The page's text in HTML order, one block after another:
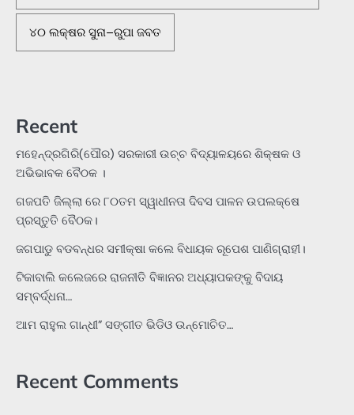
୪୦ ଲକ୍ଷର ସୁନା–ରୁପା ଜବତ
Recent
ମହେନ୍ଦ୍ରଗିରି(ପୌର) ସରକାରୀ ଉଚ୍ଚ ବିଦ୍ୟାଳୟରେ ଶିକ୍ଷକ ଓ
ଅଭିଭାବକ ବୈଠକ ।
ଗଜପତି ଜିଲ୍ଲା ରେ ୮୦ତମ ସ୍ୱାଧୀନତା ଦିବସ ପାଳନ ଉପଲକ୍ଷେ
ପ୍ରସ୍ତୁତି ବୈଠକ।
ଜଗପାଡୁ ବଡବନ୍ଧର ସମୀକ୍ଷା କଲେ ବିଧାୟକ ରୂପେଶ ପାଣିଗ୍ରାହୀ।
ଟିକାବାଲି କଲେଜରେ ରାଜନୀତି ବିଜ୍ଞାନର ଅଧ୍ୟାପକଙ୍କୁ ବିଦାୟ
ସମ୍ବର୍ଦ୍ଧନା…
ଆମ ରାହୁଲ ଗାନ୍ଧୀ” ସଙ୍ଗୀତ ଭିଡିଓ ଉନ୍ମୋଚିତ…
Recent Comments